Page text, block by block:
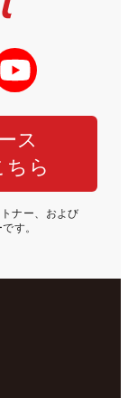
ス
ちら
ナー、および
す。